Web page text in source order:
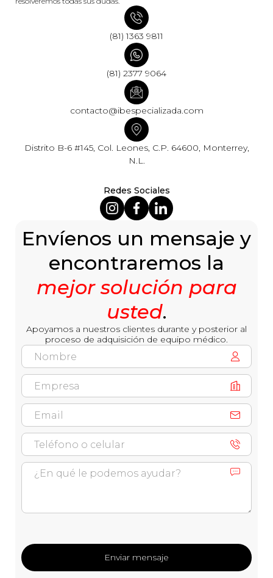
(81) 1363 9811
(81) 2377 9064
contacto@ibespecializada.com
Distrito B-6 #145, Col. Leones, C.P. 64600, Monterrey,
N.L.
Redes Sociales
Envíenos un mensaje y
encontraremos la
mejor solución para
usted.
Apoyamos a nuestros clientes durante y posterior al
proceso de adquisición de equipo médico.